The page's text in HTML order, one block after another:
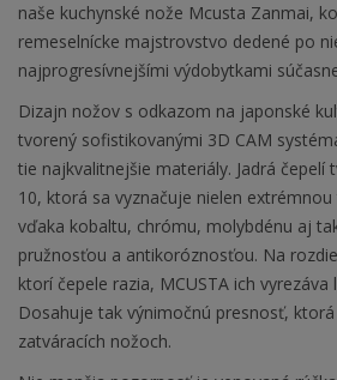
naše kuchynské nože Mcusta Zanmai,
remeselnícke majstrovstvo dedené po
najprogresívnejšími výdobytkami
Dizajn nožov s odkazom na japonské
tvorený sofistikovanými 3D CAM
tie najkvalitnejšie materiály. Jadrá čepelí
10, ktorá sa vyznačuje nielen
vďaka kobaltu, chrómu, molybdénu aj
pružnosťou a antikoróznosťou. Na
ktorí čepele razia, MCUSTA ich
Dosahuje tak výnimočnú presnosť,
zatváracích nožoch.